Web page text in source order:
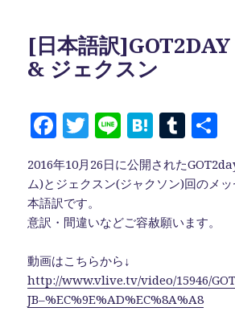
[日本語訳]GOT2DAY
& ジェクスン
F
a
c
e
b
o
o
k
T
w
it
te
r
Li
n
e
H
at
e
a
T
m
r
有
2016年10月26日に公開された
ム)とジェクスン(ジャクソン)回のメ
本語訳です。
意訳・間違いなどご容赦願います。
動画はこちらから↓
http://www.vlive.tv/video/15946/
JB–%EC%9E%AD%EC%8A%A8